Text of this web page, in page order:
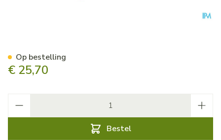
€ 25,70
Bestel
Op bestelling